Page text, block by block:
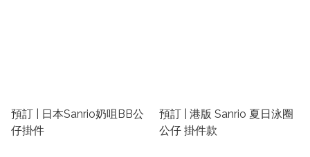
預訂 | 日本Sanrio奶咀BB公
仔掛件
預訂 | 港版 Sanrio 夏日泳圈
公仔 掛件款